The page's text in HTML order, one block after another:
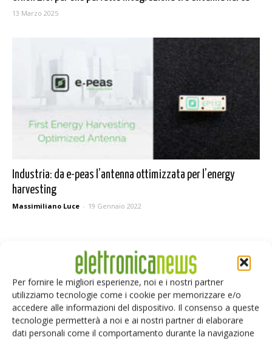
Per fornire le migliori esperienze, noi e i nostri partner
utilizziamo tecnologie come i cookie per memorizzare e/o
accedere alle informazioni del dispositivo. Il consenso a queste
tecnologie permetterà a noi e ai nostri partner di elaborare
dati personali come il comportamento durante la navigazione
13 Marzo 2025
Industria: da e-peas l’antenna ottimizzata per l’energy
harvesting
Massimiliano Luce - 19 Gennaio 2022
Selezione di elettronica